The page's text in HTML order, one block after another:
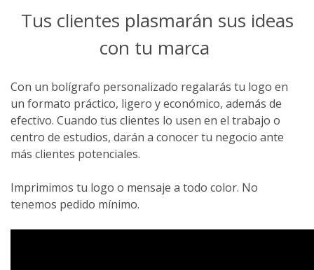
Tus clientes plasmarán sus ideas
con tu marca
Con un bolígrafo personalizado regalarás tu logo en
un formato práctico, ligero y económico, además de
efectivo. Cuando tus clientes lo usen en el trabajo o
centro de estudios, darán a conocer tu negocio ante
más clientes potenciales.
Imprimimos tu logo o mensaje a todo color. No
tenemos pedido mínimo.